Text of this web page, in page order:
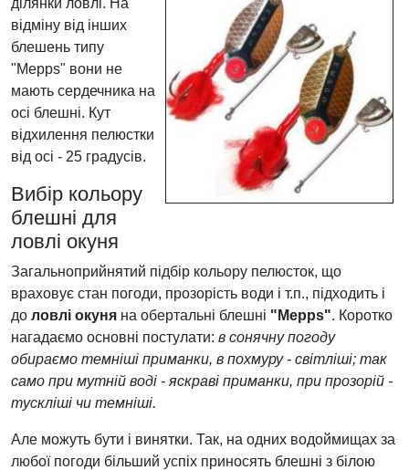
ділянки ловлі. На
відміну від інших
блешень типу
"Mepps" вони не
мають сердечника на
осі блешні. Кут
відхилення пелюстки
від осі - 25 градусів.
Вибір кольору
блешні для
ловлі окуня
Загальноприйнятий підбір кольору пелюсток, що
враховує стан погоди, прозорість води і т.п., підходить і
до ловлі окуня на обертальні блешні "Mepps". Коротко
нагадаємо основні постулати: в сонячну погоду
обираємо темніші приманки, в похмуру - світліші; так
само при мутній воді - яскраві приманки, при прозорій -
тускліші чи темніші.
Але можуть бути і винятки. Так, на одних водоймищах за
любої погоди більший успіх приносять блешні з білою